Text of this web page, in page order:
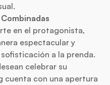
en el protagonista,
espectacular y
a la prenda.
celebrar su
cuenta con una apertura